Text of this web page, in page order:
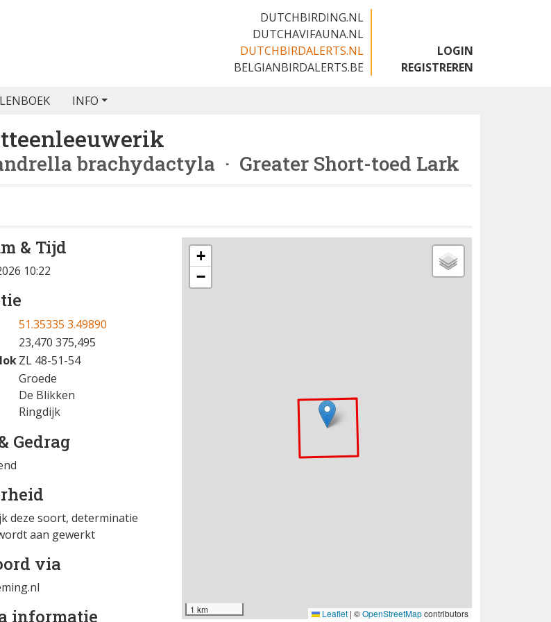
DUTCHBIRDING.NL
DUTCHAVIFAUNA.NL
DUTCHBIRDALERTS.NL
BELGIANBIRDALERTS.BE
LOGIN
REGISTREREN
INFO
brachydactyla · Greater Short-toed Lark
& Tijd
10:22
23,470 375,495
ZL 48-51-54
De Blikken
Gedrag
deze soort, determinatie
aan gewerkt
via